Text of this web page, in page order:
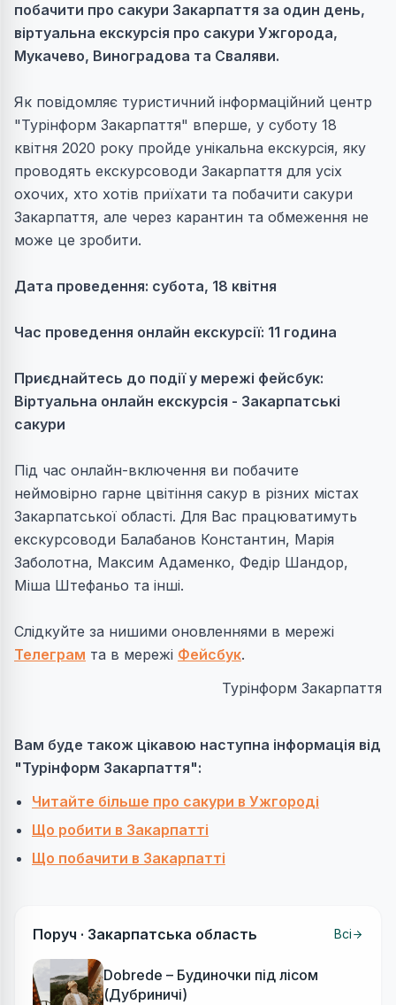
побачити про сакури Закарпаття за один день,
віртуальна екскурсія про сакури Ужгорода,
Мукачево, Виноградова та Сваляви.
Як повідомляє туристичний інформаційний центр
"Турінформ Закарпаття" вперше, у суботу 18
квітня 2020 року пройде унікальна екскурсія, яку
проводять екскурсоводи Закарпаття для усіх
охочих, хто хотів приїхати та побачити сакури
Закарпаття, але через карантин та обмеження не
може це зробити.
Дата проведення: субота, 18 квітня
Час проведення онлайн екскурсії: 11 година
Приєднайтесь до події у мережі фейсбук:
Віртуальна онлайн екскурсія - Закарпатські
сакури
Під час онлайн-включення ви побачите
неймовірно гарне цвітіння сакур в різних містах
Закарпатської області. Для Вас працюватимуть
екскурсоводи Балабанов Константин, Марія
Заболотна, Максим Адаменко, Федір Шандор,
Міша Штефаньо та інші.
Слідкуйте за нишими оновленнями в мережі
Телеграм та в мережі Фейсбук.
Турінформ Закарпаття
Вам буде також цікавою наступна інформація від
"Турінформ Закарпаття":
Читайте більше про сакури в Ужгороді
Що робити в Закарпатті
Що побачити в Закарпатті
Поруч · Закарпатська область Всі
Dobrede – Будиночки під лісом
(Дубриничі)